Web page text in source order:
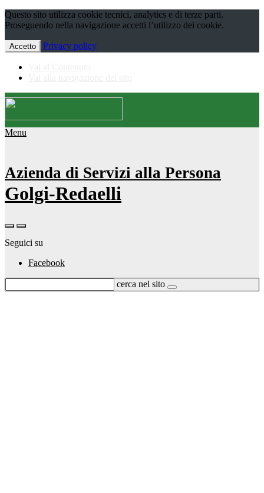
Questo sito utilizza cookie tecnici, analytics e di terze parti.
Proseguendo nella navigazione accetti l’utilizzo dei cookie.
Accetto Privacy policy
Menu
Azienda di Servizi alla Persona
Golgi-Redaelli
Seguici su
Facebook
cerca nel sito